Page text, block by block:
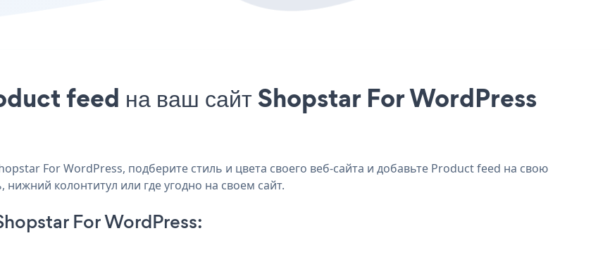
feed на ваш сайт Shopstar For WordPress
For WordPress, подберите стиль и цвета своего веб-сайта и добавьте Product feed на свою
колонтитул или где угодно на своем сайт.
For WordPress: